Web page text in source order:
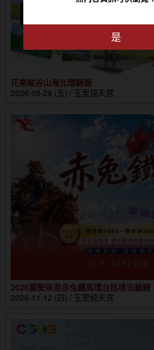
花東縱谷山海北環騎遊
2026-08-28 (五) / 玉里協天宮
2026關聖帝君赤兔鐵馬環台巡境忠義騎
2026-11-12 (四) / 玉里協天宮
是